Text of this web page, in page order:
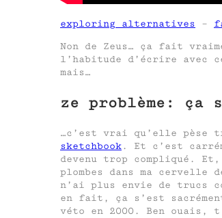
exploring alternatives –
Non de Zeus… ça fait
l’habitude d’écrire avec
mais…
ze problème: ça
…c’est vrai qu’elle pèse
sketchbook. Et c’est
devenu trop compliqué.
plombes dans ma
n’ai plus envie de trucs
en fait, ça s’est
véto en 2000. Ben ouais,